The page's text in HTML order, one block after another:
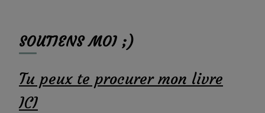
SOUTIENS MOI ;)
Tu peux te procurer mon livre
ICI